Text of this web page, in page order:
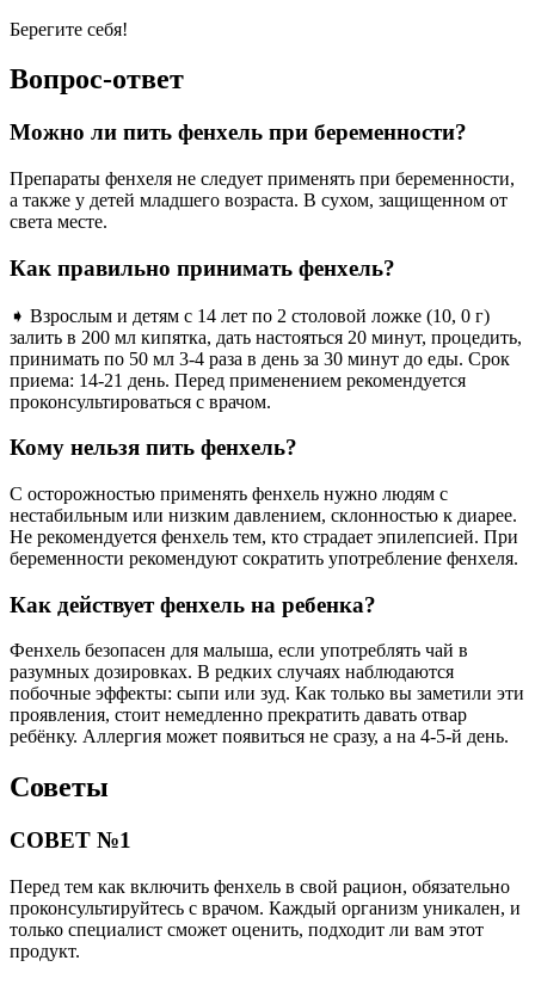
Берегите себя!
Вопрос-ответ
Можно ли пить фенхель при беременности?
Препараты фенхеля не следует применять при беременности,
а также у детей младшего возраста. В сухом, защищенном от
света месте.
Как правильно принимать фенхель?
➧ Взрослым и детям с 14 лет по 2 столовой ложке (10, 0 г)
залить в 200 мл кипятка, дать настояться 20 минут, процедить,
принимать по 50 мл 3-4 раза в день за 30 минут до еды. Срок
приема: 14-21 день. Перед применением рекомендуется
проконсультироваться с врачом.
Кому нельзя пить фенхель?
С осторожностью применять фенхель нужно людям с
нестабильным или низким давлением, склонностью к диарее.
Не рекомендуется фенхель тем, кто страдает эпилепсией. При
беременности рекомендуют сократить употребление фенхеля.
Как действует фенхель на ребенка?
Фенхель безопасен для малыша, если употреблять чай в
разумных дозировках. В редких случаях наблюдаются
побочные эффекты: сыпи или зуд. Как только вы заметили эти
проявления, стоит немедленно прекратить давать отвар
ребёнку. Аллергия может появиться не сразу, а на 4-5-й день.
Советы
СОВЕТ №1
Перед тем как включить фенхель в свой рацион, обязательно
проконсультируйтесь с врачом. Каждый организм уникален, и
только специалист сможет оценить, подходит ли вам этот
продукт.